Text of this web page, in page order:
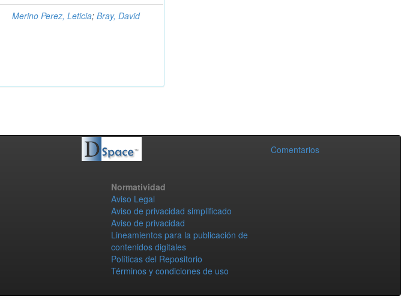
Merino Perez, Leticia;Bray, David
Comentarios
Normatividad
Aviso Legal
Aviso de privacidad simplificado
Aviso de privacidad
Lineamientos para la publicación de
contenidos digitales
Políticas del Repositorio
Términos y condiciones de uso